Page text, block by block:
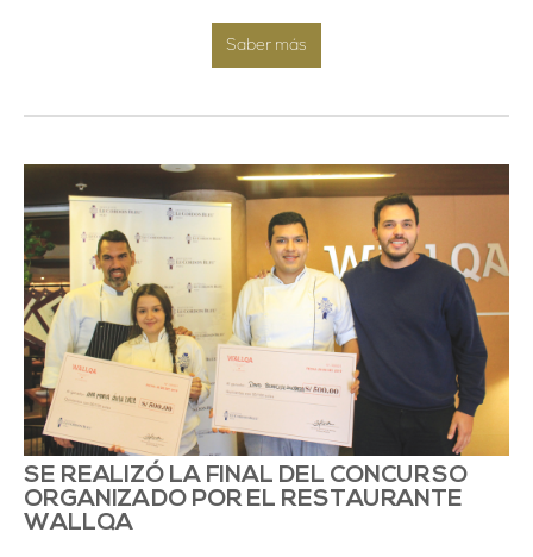
Saber más
SE REALIZÓ LA FINAL DEL CONCURSO
ORGANIZADO POR EL RESTAURANTE
WALLQA